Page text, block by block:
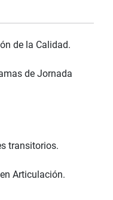
de la Calidad.
de Jornada
transitorios.
Articulación.